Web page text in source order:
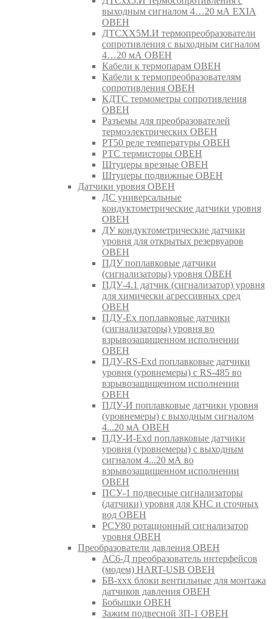
выходным сигналом 4…20 мА EXIA
ОВЕН
ДТСХХ5М.И термопреобразователи
сопротивления с выходным сигналом
4…20 мА ОВЕН
Кабели к термопарам ОВЕН
Кабели к термопреобразователям
сопротивления ОВЕН
КДТС термометры сопротивления
ОВЕН
Разъемы для преобразователей
термоэлектрических ОВЕН
РТ50 реле температуры ОВЕН
РТС термисторы ОВЕН
Штуцеры врезные ОВЕН
Штуцеры подвижные ОВЕН
Датчики уровня ОВЕН
ДС универсальные
кондуктометрические датчики уровня
ОВЕН
ДУ кондуктометрические датчики
уровня для открытых резервуаров
ОВЕН
ПДУ поплавковые датчики
(сигнализаторы) уровня ОВЕН
ПДУ-4.1 датчик (сигнализатор) уровня
для химически агрессивных сред
ОВЕН
ПДУ-Ex поплавковые датчики
(сигнализаторы) уровня во
взрывозащищенном исполнении
ОВЕН
ПДУ-RS-Exd поплавковые датчики
уровня (уровнемеры) с RS-485 во
взрывозащищенном исполнении
ОВЕН
ПДУ-И поплавковые датчики уровня
(уровнемеры) с выходным сигналом
4...20 мА ОВЕН
ПДУ-И-Exd поплавковые датчики
уровня (уровнемеры) с выходным
сигналом 4...20 мА во
взрывозащищенном исполнении
ОВЕН
ПСУ-1 подвесные сигнализаторы
(датчики) уровня для КНС и сточных
вод ОВЕН
РСУ80 ротационный сигнализатор
уровня ОВЕН
Преобразователи давления ОВЕН
АС6-Д преобразователь интерфейсов
(модем) HART-USB ОВЕН
БВ-ххх блоки вентильные для монтажа
датчиков давления ОВЕН
Бобышки ОВЕН
Зажим подвесной ЗП-1 ОВЕН